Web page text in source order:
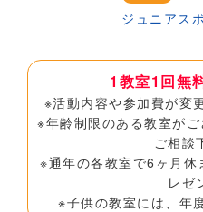
ジュニアス
1教室1回無
※活動内容や参加費が変
※年齢制限のある教室がご
ご相談
※通年の各教室で6ヶ月
レゼ
※子供の教室には、年